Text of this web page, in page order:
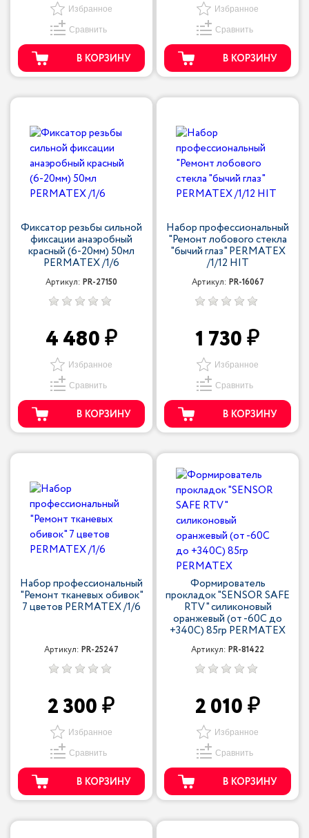
Избранное
Сравнить
В КОРЗИНУ
Избранное
Сравнить
В КОРЗИНУ
Фиксатор резьбы сильной
фиксации анаэробный
красный (6-20мм) 50мл
PERMATEX /1/6
Артикул: PR-27150
4 480
Избранное
Сравнить
В КОРЗИНУ
Набор профессиональный
"Ремонт лобового стекла
"бычий глаз" PERMATEX
/1/12 HIT
Артикул: PR-16067
1 730
Избранное
Сравнить
В КОРЗИНУ
Набор профессиональный
"Ремонт тканевых обивок"
7 цветов PERMATEX /1/6
Артикул: PR-25247
2 300
Избранное
Сравнить
В КОРЗИНУ
Формирователь
прокладок "SENSOR SAFE
RTV" силиконовый
оранжевый (от -60С до
+340С) 85гр PERMATEX
Артикул: PR-81422
2 010
Избранное
Сравнить
В КОРЗИНУ